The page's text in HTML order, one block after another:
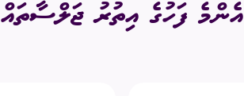
އެންމެ ފަހުގެ އިތުރު ޖަލްސާތައް